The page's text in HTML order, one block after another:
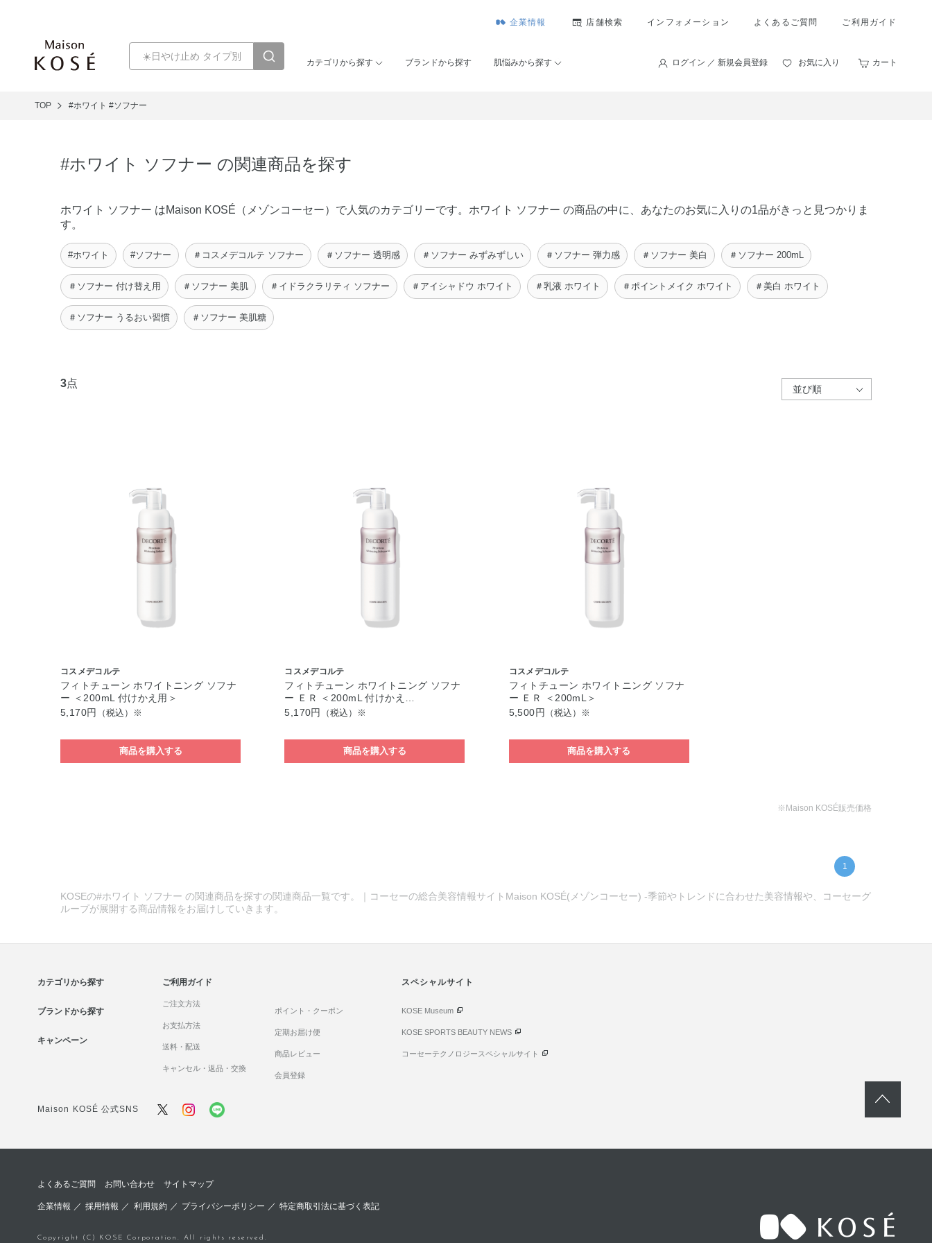
企業情報 店舗検索 インフォメーション よくあるご質問 ご利用ガイド
カテゴリから探す ブランドから探す 肌悩みから探す ログイン ／ 新規会員登録 お気に入り カート
TOP #ホワイト #ソフナー
#ホワイト ソフナー の関連商品を探す
ホワイト ソフナー はMaison KOSÉ（メゾンコーセー）で人気のカテゴリーです。ホワイト ソフナー の商品の中に、あなたのお気に入りの1品がきっと見つかりま
す。
#ホワイト #ソフナー ＃コスメデコルテ ソフナー ＃ソフナー 透明感 ＃ソフナー みずみずしい ＃ソフナー 弾力感 ＃ソフナー 美白 ＃ソフナー 200mL
＃ソフナー 付け替え用 ＃ソフナー 美肌 ＃イドラクラリティ ソフナー ＃アイシャドウ ホワイト ＃乳液 ホワイト ＃ポイントメイク ホワイト ＃美白 ホワイト
＃ソフナー うるおい習慣 ＃ソフナー 美肌糖
3点
コスメデコルテ
フィトチューン ホワイトニング ソフナ
ー ＜200mL 付けかえ用＞
5,170円
（税込）※
商品を購入する
コスメデコルテ
フィトチューン ホワイトニング ソフナ
ー ＥＲ ＜200mL 付けかえ…
5,170円
（税込）※
商品を購入する
コスメデコルテ
フィトチューン ホワイトニング ソフナ
ー ＥＲ ＜200mL＞
5,500円
（税込）※
商品を購入する
※Maison KOSÉ販売価格
1
KOSEの#ホワイト ソフナー の関連商品を探すの関連商品一覧です。｜コーセーの総合美容情報サイトMaison KOSÉ(メゾンコーセー) -季節やトレンドに合わせた美容情報や、コーセーグ
ループが展開する商品情報をお届けしていきます。
カテゴリから探す
ブランドから探す
キャンペーン
ご利用ガイド
ご注文方法
お支払方法
送料・配送
キャンセル・返品・交換
ポイント・クーポン
定期お届け便
商品レビュー
会員登録
スペシャルサイト
KOSE Museum
KOSE SPORTS BEAUTY NEWS
コーセーテクノロジースペシャルサイト
Maison KOSÉ 公式SNS
よくあるご質問 お問い合わせ サイトマップ
企業情報 ／採用情報 ／ 利用規約／ プライバシーポリシー ／ 特定商取引法に基づく表記
Copyright (C) KOSE Corporation. All rights reserved.